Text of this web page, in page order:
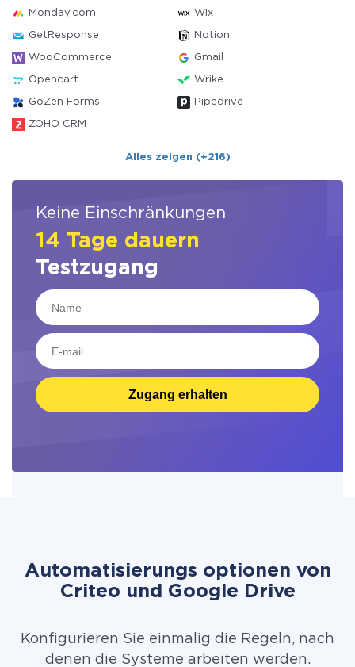
Monday.com Wix
GetResponse Notion
WooCommerce Gmail
Opencart Wrike
GoZen Forms Pipedrive
ZOHO CRM
Alles zeigen (+216)
Keine Einschränkungen
14 Tage dauern
Testzugang
Zugang erhalten
Automatisierungs optionen von
Criteo und Google Drive
Konfigurieren Sie einmalig die Regeln, nach
denen die Systeme arbeiten werden.